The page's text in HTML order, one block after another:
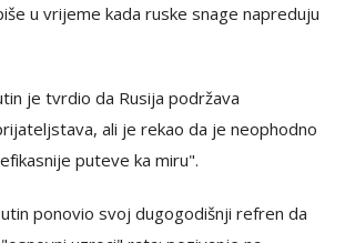
u vrijeme kada ruske snage napreduju
je tvrdio da Rusija podržava
ali je rekao da je neophodno
puteve ka miru".
ponovio svoj dugogodišnji refren da